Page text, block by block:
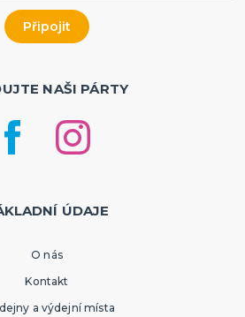
NAŠI PÁRTY
ÚDAJE
O nás
Kontakt
a výdejní místa